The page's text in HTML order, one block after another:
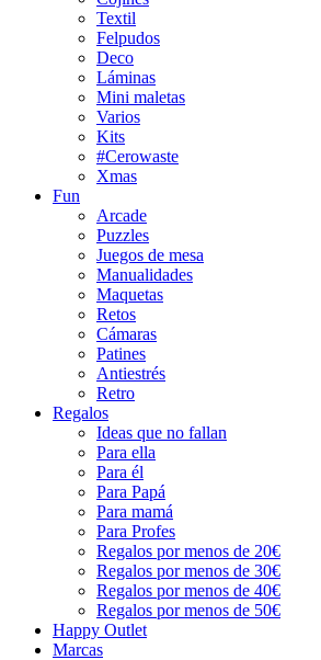
Textil
Felpudos
Deco
Láminas
Mini maletas
Varios
Kits
#Cerowaste
Xmas
Fun
Arcade
Puzzles
Juegos de mesa
Manualidades
Maquetas
Retos
Cámaras
Patines
Antiestrés
Retro
Regalos
Ideas que no fallan
Para ella
Para él
Para Papá
Para mamá
Para Profes
Regalos por menos de 20€
Regalos por menos de 30€
Regalos por menos de 40€
Regalos por menos de 50€
Happy Outlet
Marcas